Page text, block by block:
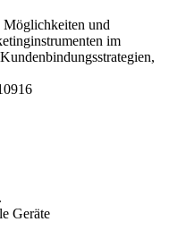
Möglichkeiten und
im
Geräte